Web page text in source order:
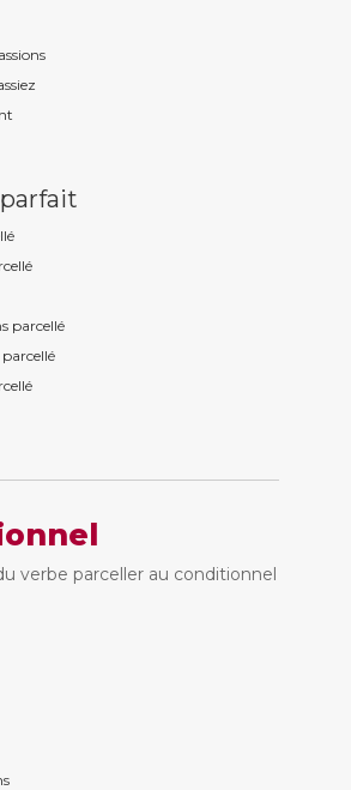
assions
é
é
parcellé
parcellé
é
verbe parceller au conditionnel